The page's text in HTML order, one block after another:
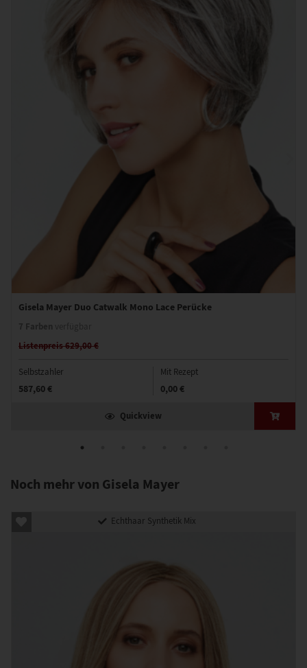
Gisela Mayer Duo Catwalk Mono Lace Perücke
Listenpreis 629,00 €
Selbstzahler
587,60 €
Mit Rezept
0,00 €
Quickview
Noch mehr von Gisela Mayer
Echthaar Synthetik Mix